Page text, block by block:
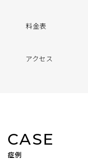
料金表
アクセス
CASE
症例